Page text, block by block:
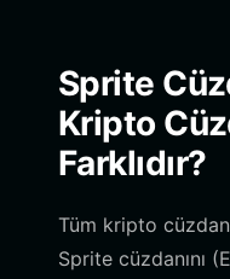
Sprite
Kripto
Farklıdır?
Tüm kripto
Sprite cüzdanını